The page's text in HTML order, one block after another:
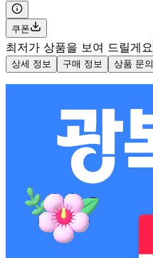
쿠폰
최저가 상품을 보여 드릴게요
상세 정보 구매 정보 상품 문의